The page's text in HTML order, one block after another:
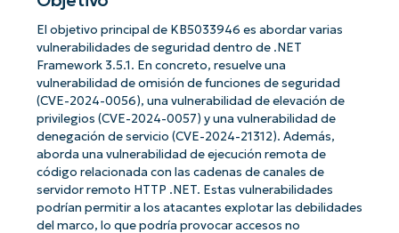
El objetivo principal de KB5033946 es abordar varias
vulnerabilidades de seguridad dentro de .NET
Framework 3.5.1. En concreto, resuelve una
vulnerabilidad de omisión de funciones de seguridad
(CVE-2024-0056), una vulnerabilidad de elevación de
privilegios (CVE-2024-0057) y una vulnerabilidad de
denegación de servicio (CVE-2024-21312). Además,
aborda una vulnerabilidad de ejecución remota de
código relacionada con las cadenas de canales de
servidor remoto HTTP .NET. Estas vulnerabilidades
podrían permitir a los atacantes explotar las debilidades
del marco, lo que podría provocar accesos no